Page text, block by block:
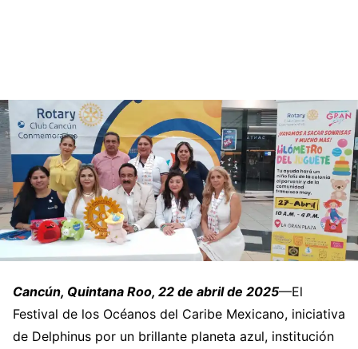
Cancún, Quintana Roo, 22 de abril de 2025—El
Festival de los Océanos del Caribe Mexicano, iniciativa
de Delphinus por un brillante planeta azul, institución